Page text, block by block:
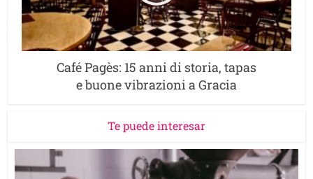
Café Pagès: 15 anni di storia, tapas
e buone vibrazioni a Gracia
Te puede interesar